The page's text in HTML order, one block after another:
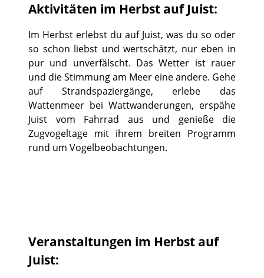
Aktivitäten im Herbst auf Juist:
Im Herbst erlebst du auf Juist, was du so oder
so schon liebst und wertschätzt, nur eben in
pur und unverfälscht. Das Wetter ist rauer
und die Stimmung am Meer eine andere. Gehe
auf Strandspaziergänge, erlebe das
Wattenmeer bei Wattwanderungen, erspähe
Juist vom Fahrrad aus und genieße die
Zugvogeltage mit ihrem breiten Programm
rund um Vogelbeobachtungen.
Veranstaltungen im Herbst auf
Juist: